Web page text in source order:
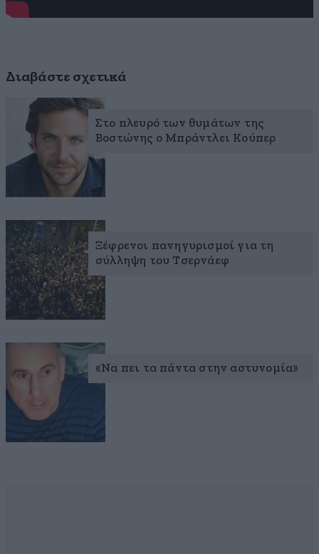
Διαβάστε σχετικά
Στο πλευρό των θυμάτων της
Βοστώνης ο Μπράντλει Κούπερ
Ξέφρενοι πανηγυρισμοί για τη
σύλληψη του Τσερνάεφ
«Να πει τα πάντα στην αστυνομία»